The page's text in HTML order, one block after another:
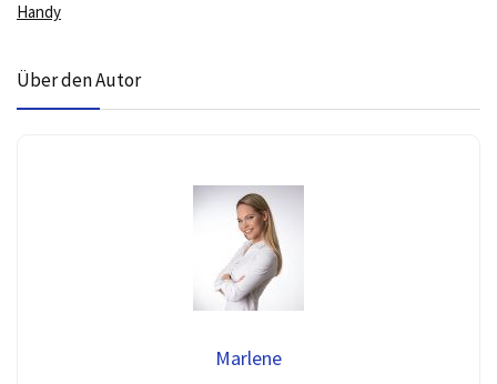
Handy
Über den Autor
Marlene